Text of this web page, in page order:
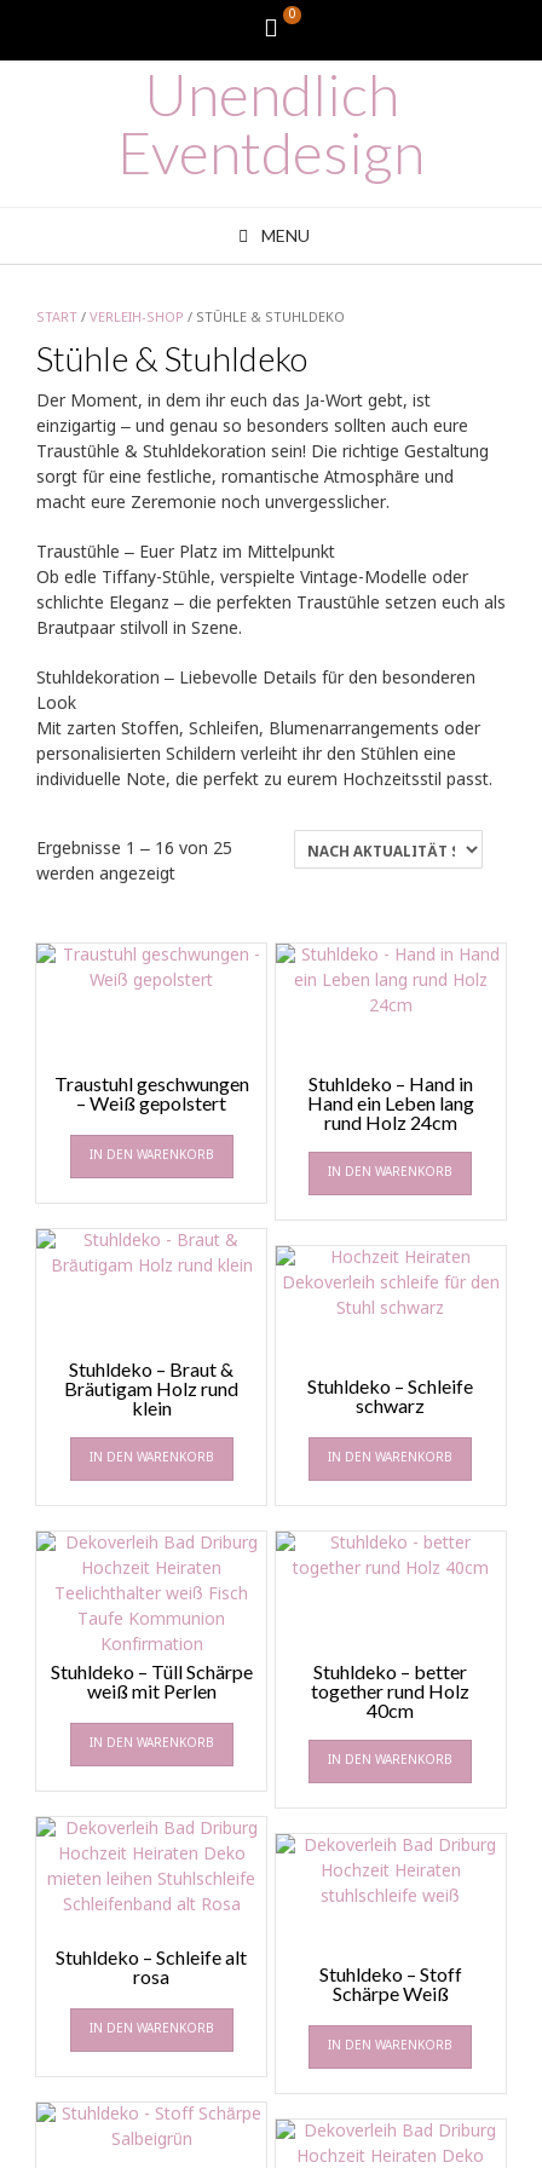
content
Unendlich
Eventdesign
MENU
START / VERLEIH-SHOP / STÜHLE & STUHLDEKO
Stühle & Stuhldeko
Der Moment, in dem ihr euch das Ja-Wort gebt, ist
einzigartig – und genau so besonders sollten auch eure
Traustühle & Stuhldekoration sein! Die richtige Gestaltung
sorgt für eine festliche, romantische Atmosphäre und
macht eure Zeremonie noch unvergesslicher.
Traustühle – Euer Platz im Mittelpunkt
Ob edle Tiffany-Stühle, verspielte Vintage-Modelle oder
schlichte Eleganz – die perfekten Traustühle setzen euch als
Brautpaar stilvoll in Szene.
Stuhldekoration – Liebevolle Details für den besonderen
Look
Mit zarten Stoffen, Schleifen, Blumenarrangements oder
personalisierten Schildern verleiht ihr den Stühlen eine
individuelle Note, die perfekt zu eurem Hochzeitsstil passt.
Ergebnisse 1 – 16 von 25
werden angezeigtNach
Traustuhl geschwungen
– Weiß gepolstert
IN DEN WARENKORB
Stuhldeko – Hand in
Hand ein Leben lang
rund Holz 24cm
IN DEN WARENKORB
Stuhldeko – Braut &
Bräutigam Holz rund
klein
IN DEN WARENKORB
Stuhldeko – Schleife
schwarz
IN DEN WARENKORB
Stuhldeko – Tüll Schärpe
weiß mit Perlen
IN DEN WARENKORB
Stuhldeko – better
together rund Holz
40cm
IN DEN WARENKORB
Stuhldeko – Schleife alt
rosa
IN DEN WARENKORB
Stuhldeko – Stoff
Schärpe Weiß
IN DEN WARENKORB
0
WooCommerce
Cart